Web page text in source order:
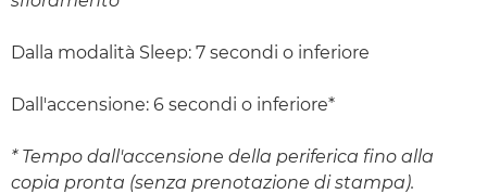
Dalla modalità Sleep: 7 secondi o inferiore
Dall'accensione: 6 secondi o inferiore*
* Tempo dall'accensione della periferica fino alla
copia pronta (senza prenotazione di stampa).